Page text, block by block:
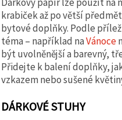
krabiček až po větší
bytové doplňky. Podle
téma – například naVánoce
být uvolněnější a barevný,
Přidejte k balení doplňky,
vzkazem nebo sušené
DÁRKOVÉ STUHY